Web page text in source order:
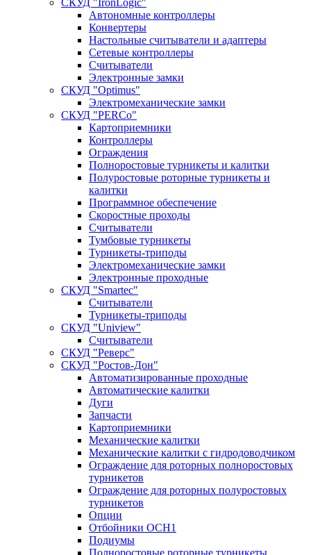
Автономные контроллеры
Конвертеры
Настольные считыватели и адаптеры
Сетевые контроллеры
Считыватели
Электронные замки
СКУД "Optimus"
Электромеханические замки
СКУД "PERCo"
Картоприемники
Контроллеры
Ограждения
Полноростовые турникеты и калитки
Полуростовые роторные турникеты и
калитки
Программное обеспечение
Скоростные проходы
Считыватели
Тумбовые турникеты
Турникеты-триподы
Электромеханические замки
Электронные проходные
СКУД "Smartec"
Считыватели
Турникеты-триподы
СКУД "Uniview"
Считыватели
СКУД "Реверс"
СКУД "Ростов-Дон"
Автоматизированные проходные
Автоматические калитки
Дуги
Запчасти
Картоприемники
Механические калитки
Механические калитки с гидродоводчиком
Ограждение для роторных полноростовых
турникетов
Ограждение для роторных полуростовых
турникетов
Опции
Отбойники ОСН1
Подиумы
Полноростовые роторные турникеты